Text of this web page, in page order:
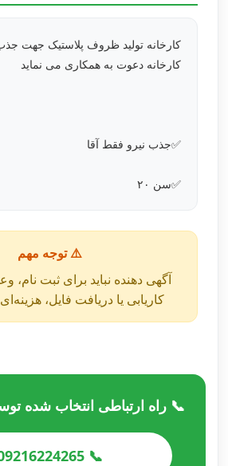
کارخانه تولید ظروف پلاستیک جهت جذب
کارخانه دعوت به همکاری می نماید
✅جذب نیرو فقط آقا
✅سن ۲۰
⚠️ توجه مهم
آگهی دهنده نباید برای ثبت نام،
کاریابی یا دریافت فایل،
📞 راه ارتباطی انتخاب شده
📞 09216224265